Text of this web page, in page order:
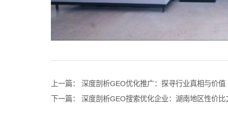
上一篇：
深度剖析GEO优化推广：探寻行业真相与价值
下一篇：
深度剖析GEO搜索优化企业：湖南地区性价比